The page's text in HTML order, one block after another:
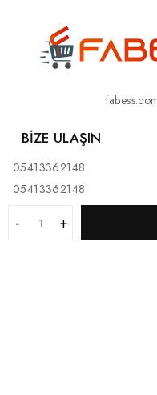
BIZE ULAŞIN
05413362148
05413362148